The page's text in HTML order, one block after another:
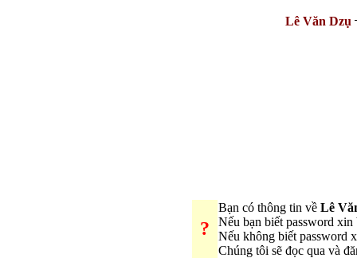
Lê Văn Dzụ
?
Bạn có thông tin về Lê
Nếu bạn biết password
Nếu không biết password
Chúng tôi sẽ đọc qua và